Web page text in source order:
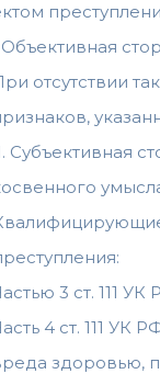
Объективная
отсутствии
Субъективная
3 ст. 111
4 ст. 111 УК
здоровью,